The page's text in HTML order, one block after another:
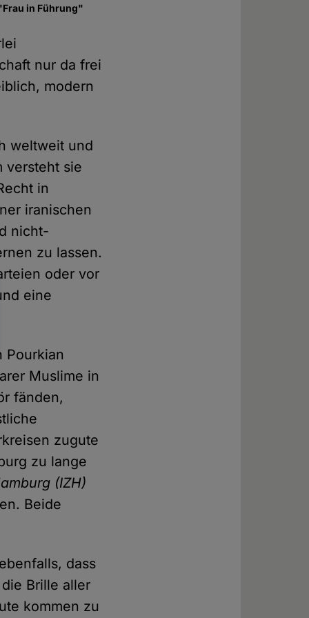
in Führung"
nur da frei
modern
weltweit und
versteht sie
in
iranischen
nicht-
zu lassen.
oder vor
eine
Pourkian
Muslime in
fänden,
zugute
zu lange
(IZH)
Beide
dass
Brille aller
kommen zu